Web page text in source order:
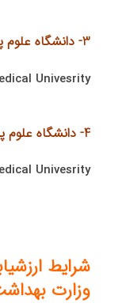
3- دانشگاه علوم پزشکی پچ در شهر پچ(1637)
Univesrity
4- دانشگاه علوم پزشكی دبرسن در شهر دبرسن
Univesrity
شرایط
وزارت